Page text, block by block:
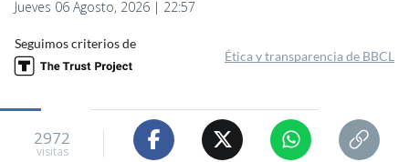
Jueves 06 Agosto, 2026 | 22:57
Seguimos criterios de
Ética y transparencia de BBCL
2972
visitas